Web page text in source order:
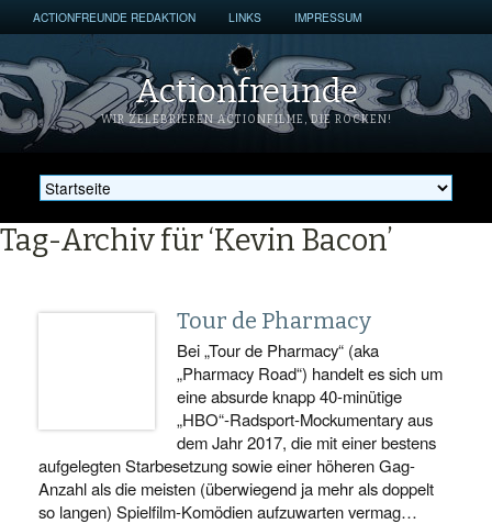
ACTIONFREUNDE REDAKTION LINKS IMPRESSUM
Actionfreunde
WIR ZELEBRIEREN ACTIONFILME, DIE ROCKEN!
Tag-Archiv für ‘Kevin Bacon’
Tour de Pharmacy
Bei „Tour de Pharmacy“ (aka
„Pharmacy Road“) handelt es sich um
eine absurde knapp 40-minütige
„HBO“-Radsport-Mockumentary aus
dem Jahr 2017, die mit einer bestens
aufgelegten Starbesetzung sowie einer höheren Gag-
Anzahl als die meisten (überwiegend ja mehr als doppelt
so langen) Spielfilm-Komödien aufzuwarten vermag…